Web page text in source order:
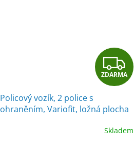
Z
D
A
R
ZDARMA
Policový vozík, 2 police s
ohraněním, Variofit, ložná plocha
Skladem